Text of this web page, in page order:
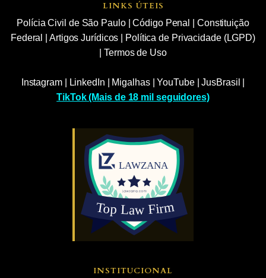
LINKS ÚTEIS
Polícia Civil de São Paulo|Código Penal
Constituição
Federal
Artigos Jurídicos
Política de Privacidade (LGPD)
|Termos de Uso
Instagram| LinkedIn Migalhas|YouTube|JusBrasil
TikTok (Mais de 18 mil seguidores)
INSTITUCIONAL